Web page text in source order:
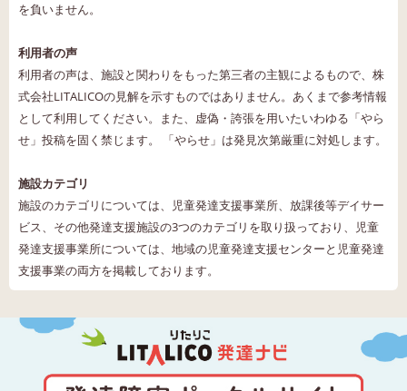
を負いません。
利用者の声
利用者の声は、施設と関わりをもった第三者の主観によるもので、株
式会社LITALICOの見解を示すものではありません。あくまで参考情報
として利用してください。また、虚偽・誇張を用いたいわゆる「やら
せ」投稿を固く禁じます。 「やらせ」は発見次第厳重に対処します。
施設カテゴリ
施設のカテゴリについては、児童発達支援事業所、放課後等デイサー
ビス、その他発達支援施設の3つのカテゴリを取り扱っており、児童
発達支援事業所については、地域の児童発達支援センターと児童発達
支援事業の両方を掲載しております。